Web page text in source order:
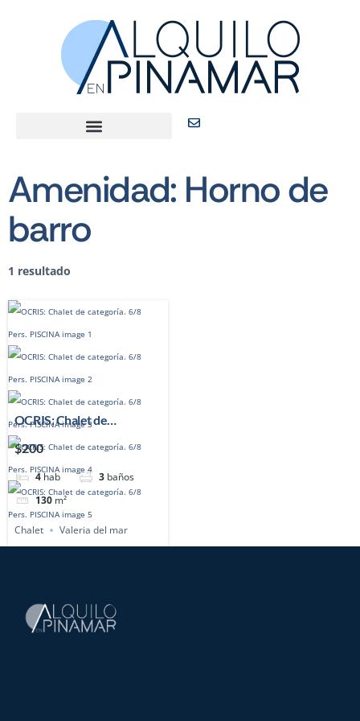
Amenidad: Horno de
barro
1 resultado
OCRIS: Chalet de
categoría. 6/8
Pers. PISCINA
$200
4hab 3 baños
130 m²
Chalet Valeria del mar